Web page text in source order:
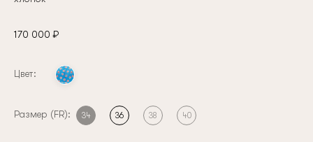
170 000 ₽
Цвет:
Размер (FR): 34 36 38 40